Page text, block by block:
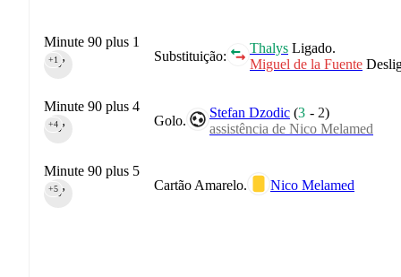
Substituição:
Thalys Ligado.
Miguel de la Fuente
Minute 90 plus 1
90‎’‎
+1
Golo.
Stefan Dzodic (3 - 2)
assistência de Nico Melamed
Minute 90 plus 4
90‎’‎
+4
Cartão Amarelo. Nico Melamed
Minute 90 plus 5
90‎’‎
+5